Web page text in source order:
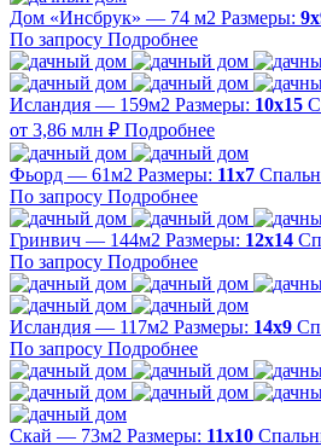
Дом «Инсбрук» — 74 м2 Размеры:
По запросу Подробнее
Исландия — 159м2 Размеры: 10х15
от 3,86 млн ₽ Подробнее
Фьорд — 61м2 Размеры: 11х7
По запросу Подробнее
Гринвич — 144м2 Размеры: 12х14
По запросу Подробнее
Исландия — 117м2 Размеры: 14х9
По запросу Подробнее
Скай — 73м2 Размеры: 11х10